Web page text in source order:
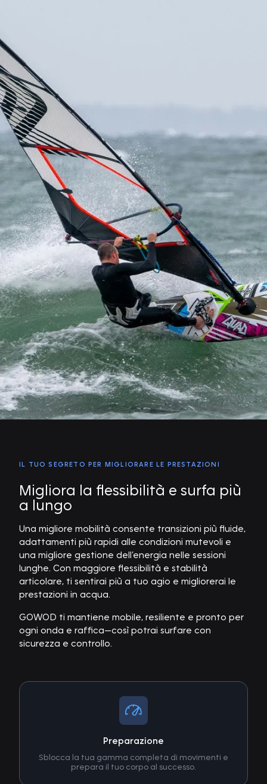
IL TUO SEGRETO PER MIGLIORARE LE PRESTAZIONI
Migliora la flessibilità e surfa più
a lungo
Una migliore mobilità consente transizioni più fluide,
adattamenti più rapidi alle condizioni mutevoli e
una migliore gestione dell’energia nelle sessioni
lunghe. Con maggiore flessibilità e stabilità
articolare, ti sentirai più a tuo agio e migliorerai le
prestazioni in acqua.
GOWOD ti mantiene mobile, resiliente e pronto per
ogni onda e raffica—così potrai surfare con
sicurezza e controllo.
Preparazione
Sblocca la tua gamma completa di movimenti e
prepara il tuo corpo al successo.